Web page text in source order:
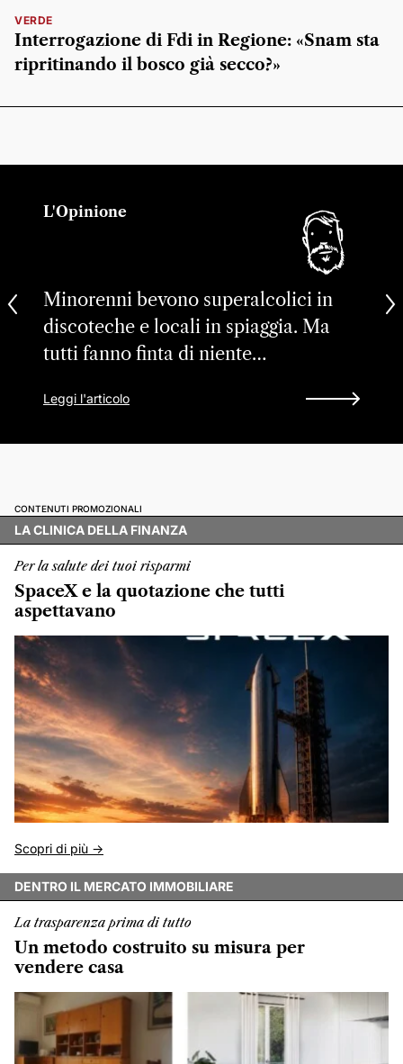
VERDE
Interrogazione di Fdi in Regione: «Snam sta
ripritinando il bosco già secco?»
L'Opinione
Minorenni bevono superalcolici in
discoteche e locali in spiaggia. Ma
tutti fanno finta di niente…
Leggi l'articolo
CONTENUTI PROMOZIONALI
LA CLINICA DELLA FINANZA
Per la salute dei tuoi risparmi
SpaceX e la quotazione che tutti
aspettavano
Scopri di più ->
DENTRO IL MERCATO IMMOBILIARE
La trasparenza prima di tutto
Un metodo costruito su misura per
vendere casa